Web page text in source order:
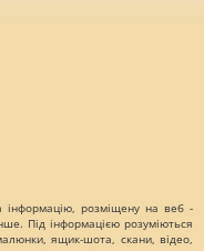
інформацію, розміщену на веб -
Під інформацією розуміються
ящик-шота, скани, відео,